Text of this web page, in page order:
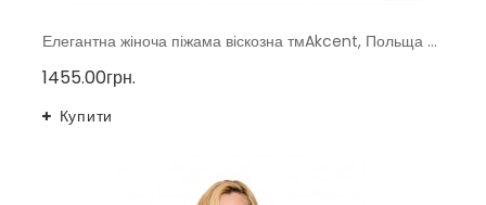
Елегантна жіноча піжама віскозна тмAkcent, Польща р. 50, 52
1455.00грн.
Купити